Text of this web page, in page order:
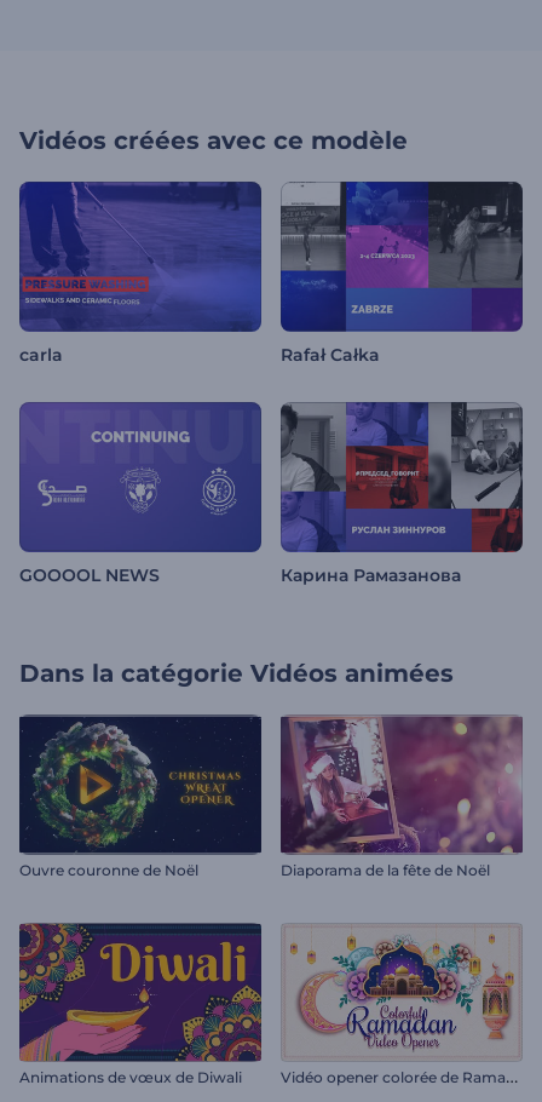
Vidéos créées avec ce modèle
carla Rafał Całka
GOOOOL NEWS Карина Рамазанова
Dans la catégorie Vidéos animées
Ouvre couronne de Noël Diaporama de la fête de Noël
Animations de vœux de Diwali V
idéo opener colorée de Ramadan